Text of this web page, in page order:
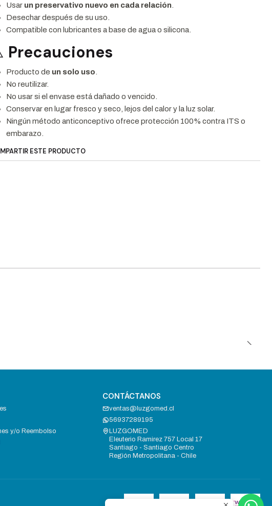
Usar un preservativo nuevo en cada relación
Desechar después de su uso.
Compatible con lubricantes a base de agua o silicona.
Precauciones
Producto de un solo uso
No reutilizar.
No usar si el envase está dañado o vencido.
Conservar en lugar fresco y seco, lejos del calor y la luz solar.
Ningún método anticonceptivo ofrece protección 100% contra ITS o
embarazo.
ESTE PRODUCTO
y/o Reembolso
CONTÁCTANOS
ventas@luzgomed.cl
56937289195
LUZGOMED
Eleuterio Ramirez 757 Local 17
Santiago - Santiago Centro
Región Metropolitana - Chile